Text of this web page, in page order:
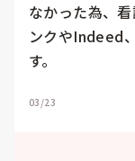
なかった為、
ンクやIndeed
す。
03/23